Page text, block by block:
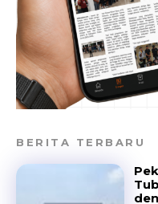
BERITA TERBARU